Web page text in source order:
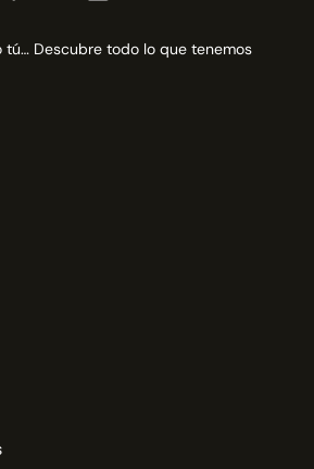
tú… Descubre todo lo que tenemos